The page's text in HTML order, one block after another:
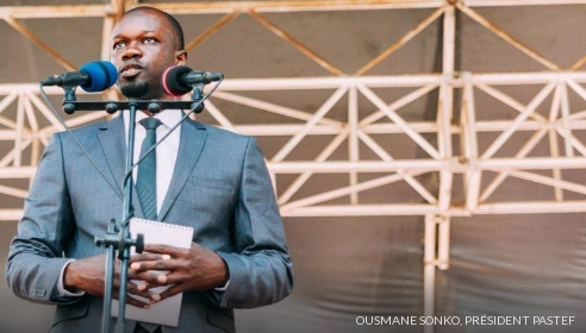
OUSMANE SONKO, PRÉSIDENT PASTEF